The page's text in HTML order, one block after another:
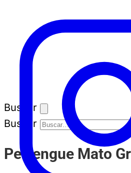
Buscar
Buscar
Perrengue Mato